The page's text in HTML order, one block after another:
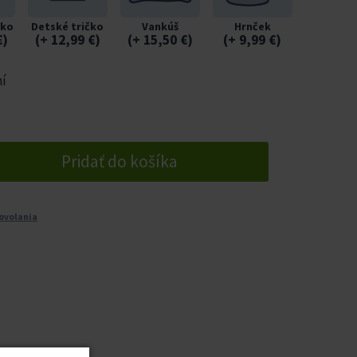
)
Detské tričko
(+ 12,99 €)
Vankúš
(+ 15,50 €)
Hrnček
(+ 9,99 €)
Pridať do košíka